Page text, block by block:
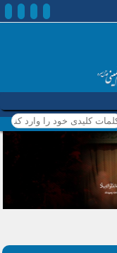
کلمات کلیدی خود را وارد
کنید